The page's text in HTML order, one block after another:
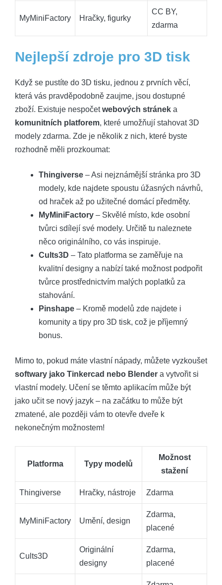
MyMiniFactory Hračky, figurky
CC BY,
zdarma
Nejlepší zdroje pro 3D tisk
Když se pustíte do 3D tisku, jednou z prvních věcí,
která vás pravděpodobně zaujme, jsou dostupné
zboží. Existuje nespočetwebových stránek a
komunitních platforem, které umožňují stahovat 3D
modely zdarma. Zde je několik z nich, které byste
rozhodně měli prozkoumat:
Thingiverse – Asi nejznámější stránka pro 3D
modely, kde najdete spoustu úžasných návrhů,
od hraček až po užitečné domácí předměty.
MyMiniFactory – Skvělé místo, kde osobní
tvůrci sdílejí své modely. Určitě tu naleznete
něco originálního, co vás inspiruje.
Cults3D – Tato platforma se zaměřuje na
kvalitní designy a nabízí také možnost podpořit
tvůrce prostřednictvím malých poplatků za
stahování.
Pinshape – Kromě modelů zde najdete i
komunity a tipy pro 3D tisk, což je příjemný
bonus.
Mimo to, pokud máte vlastní nápady, můžete vyzkoušet
softwary jako Tinkercad nebo Blender a vytvořit si
vlastní modely. Učení se těmto aplikacím může být
jako učit se nový jazyk – na začátku to může být
zmatené, ale později vám to otevře dveře k
nekonečným možnostem!
Platforma Typy modelů
Možnost
stažení
Thingiverse Hračky, nástroje Zdarma
MyMiniFactory Umění, design
Zdarma,
placené
Cults3D
Originální
designy
Zdarma,
placené